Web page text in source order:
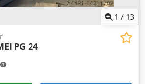
1 / 13
PG 24